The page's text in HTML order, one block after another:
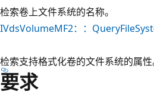
检索卷上文件系统的名称。
IVdsVolumeMF2：：
检索支持格式化卷的文件系统的属性
要求